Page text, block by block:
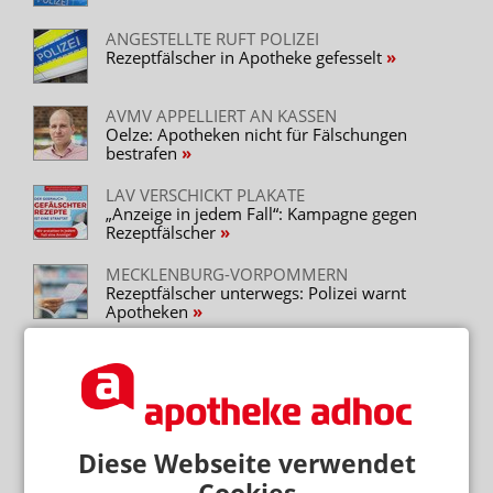
Diese Webseite verwendet
Blaulicht Apotheke vor Ort
ANGESTELLTE RUFT POLIZEI
Rezeptfälscher in Apotheke gefesselt
AVMV APPELLIERT AN KASSEN
Oelze: Apotheken nicht für Fälschungen
bestrafen
LAV VERSCHICKT PLAKATE
„Anzeige in jedem Fall“: Kampagne gegen
Rezeptfälscher
MECKLENBURG-VORPOMMERN
Rezeptfälscher unterwegs: Polizei warnt
Apotheken
Rezeptfälschung: vdek will Doppel-Check in
Apotheken
Mehr zum Thema